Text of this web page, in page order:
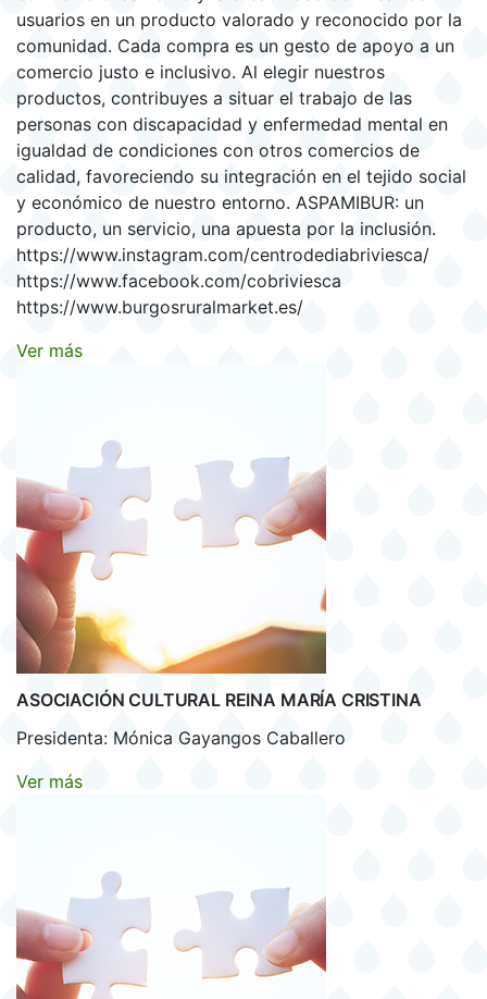
usuarios en un producto valorado y reconocido por la
comunidad. Cada compra es un gesto de apoyo a un
comercio justo e inclusivo. Al elegir nuestros
productos, contribuyes a situar el trabajo de las
personas con discapacidad y enfermedad mental en
igualdad de condiciones con otros comercios de
calidad, favoreciendo su integración en el tejido social
y económico de nuestro entorno. ASPAMIBUR: un
producto, un servicio, una apuesta por la inclusión.
https://www.instagram.com/centrodediabriviesca/
https://www.facebook.com/cobriviesca
https://www.burgosruralmarket.es/
Ver más
ASOCIACIÓN CULTURAL REINA MARÍA CRISTINA
Presidenta: Mónica Gayangos Caballero
Ver más